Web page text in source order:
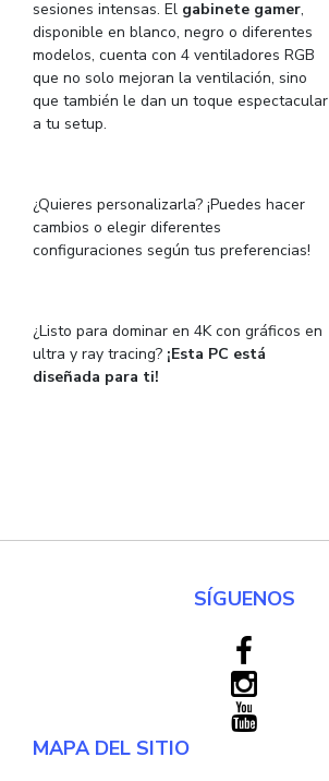
sesiones intensas. El gabinete gamer,
disponible en blanco, negro o diferentes
modelos, cuenta con 4 ventiladores RGB
que no solo mejoran la ventilación, sino
que también le dan un toque espectacular
a tu setup.
¿Quieres personalizarla? ¡Puedes hacer
cambios o elegir diferentes
configuraciones según tus preferencias!
¿Listo para dominar en 4K con gráficos en
ultra y ray tracing? ¡Esta PC está
diseñada para ti!
SÍGUENOS
MAPA DEL SITIO